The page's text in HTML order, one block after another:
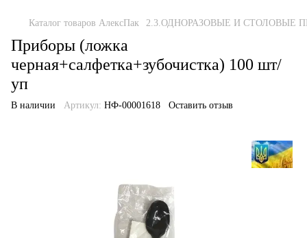
Каталог товаров АлексПак 2.3.ОДНОРАЗОВЫЕ И СТОЛОВЫЕ
Приборы (ложка
черная+салфетка+зубочистка) 100 шт/
уп
В наличии Артикул: НФ-00001618 Оставить отзыв